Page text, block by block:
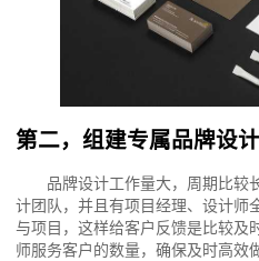
第二，组建专属品牌设
品牌设计工作量大，周期比较
计团队，并且有项目经理、设计师
与项目，这样给客户反馈是比较及
师服务客户的数量，确保及时高效